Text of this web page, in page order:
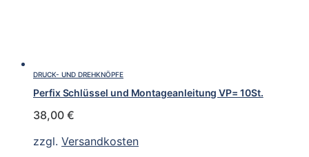
DRUCK- UND DREHKNÖPFE
Perfix Schlüssel und Montageanleitung VP= 10St.
38,00 €
zzgl. Versandkosten